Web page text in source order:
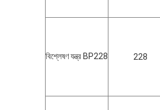
বিশ্লেষণ যন্ত্র BP228 228